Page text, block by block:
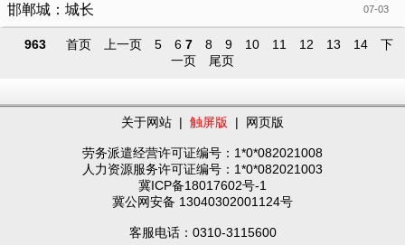
07-03
邯郸城：城长
963 首页 上一页 5 6 7 8 9 10 11 12 13 14
下
一页
尾页
关于网站 | 触屏版 | 网页版
劳务派遣经营许可证编号：1*0*082021008
人力资源服务许可证编号：1*0*082021003
冀ICP备18017602号-1
冀公网安备 13040302001124号
客服电话：0310-3115600